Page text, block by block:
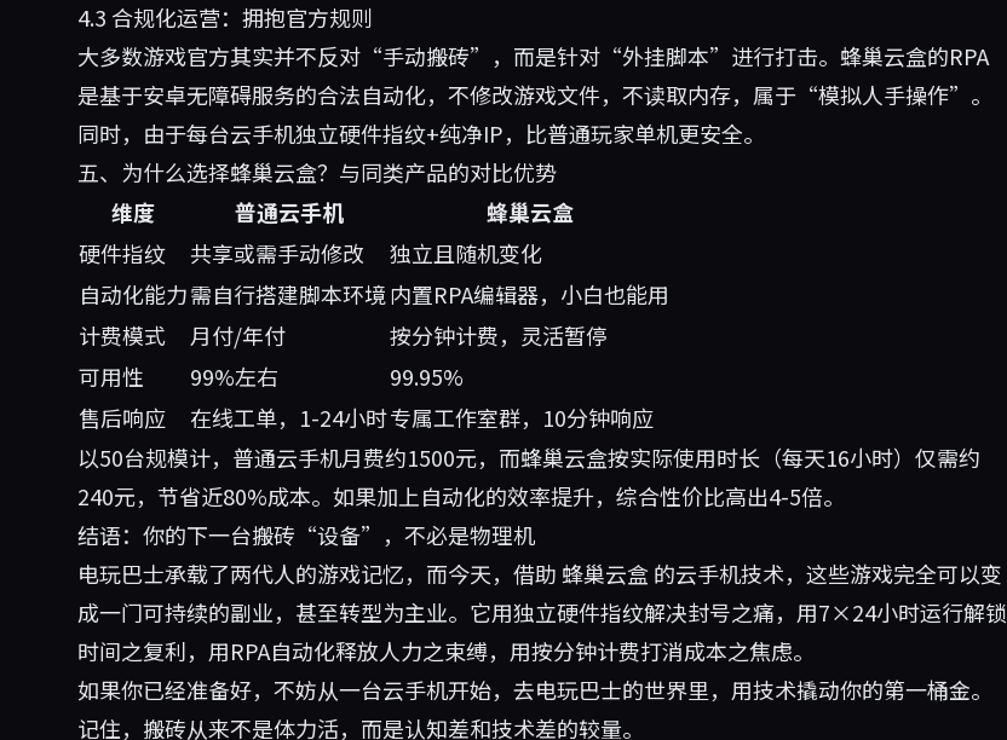
4.3 合规化运营：拥抱官方规则
大多数游戏官方其实并不反对“手动搬砖”，而是针对“外挂脚本”进行打击。蜂巢云盒的RPA
是基于安卓无障碍服务的合法自动化，不修改游戏文件，不读取内存，属于“模拟人手操作”。
同时，由于每台云手机独立硬件指纹+纯净IP，比普通玩家单机更安全。
五、为什么选择蜂巢云盒？与同类产品的对比优势
维度
普通云手机
蜂巢云盒
硬件指纹
共享或需手动修改
独立且随机变化
自动化能力需自行搭建脚本环境内置RPA编辑器，小白也能用
计费模式
月付/年付
按分钟计费，灵活暂停
可用性
99%左右
99.95%
售后响应
在线工单，1-24小时专属工作室群，10分钟响应
以50台规模计，普通云手机月费约1500元，而蜂巢云盒按实际使用时长（每天16小时）仅需约
240元，节省近80%成本。如果加上自动化的效率提升，综合性价比高出4-5倍。
结语：你的下一台搬砖“设备”，不必是物理机
电玩巴士承载了两代人的游戏记忆，而今天，借助 蜂巢云盒的云手机技术，这些游戏完全可以变
成一门可持续的副业，甚至转型为主业。它用独立硬件指纹解决封号之痛，用7×24小时运行解锁
时间之复利，用RPA自动化释放人力之束缚，用按分钟计费打消成本之焦虑。
如果你已经准备好，不妨从一台云手机开始，去电玩巴士的世界里，用技术撬动你的第一桶金。
记住，搬砖从来不是体力活，而是认知差和技术差的较量。